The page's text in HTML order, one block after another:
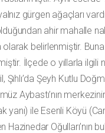
gürgen ağaçları
ahir mahalle
belirlenmiştir. Buna
İlçede o yıllarla
Şıhlı’da Şeyh Kutlu
Aybastı’nın
yanı) ile Esenli Köyü
Hazinedar